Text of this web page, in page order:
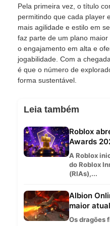
Pela primeira vez, o título
permitindo que cada player
mais agilidade e estilo em
faz parte de um plano
o engajamento em alta e
jogabilidade. Com a
é que o número de
forma sustentável.
Leia também
Roblox
Awards
A Roblox
do Roblox
(RIAs),...
Albion
maior
Os dragões